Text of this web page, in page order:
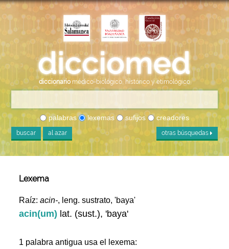
diccionario médico-biológico, histórico y etimológico
palabras lexemas sufijos creadores
buscar al azar otras búsquedas
Lexema
Raíz:acin-, leng. sustrato, 'baya'
acin(um) lat. (sust.), 'baya'
1 palabra antigua usa el lexema: